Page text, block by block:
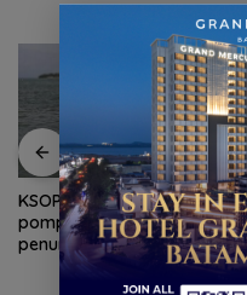
KSOP Tanjungpinang larang
pompong antar jemput
penumpang di ponton SBP